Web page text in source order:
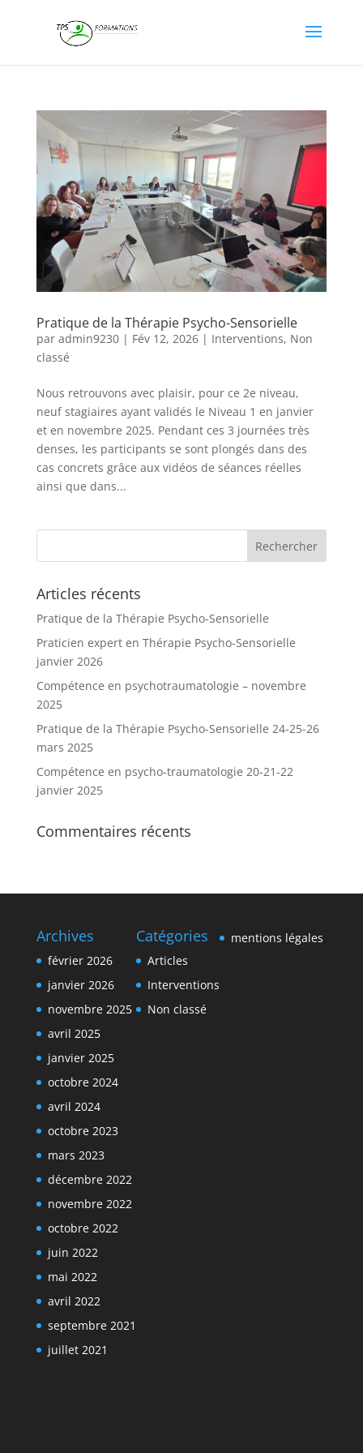
Pratique de la Thérapie Psycho-Sensorielle
par admin9230| Fév 12, 2026| Interventions, Non
classé
Nous retrouvons avec plaisir, pour ce 2e niveau,
neuf stagiaires ayant validés le Niveau 1 en janvier
et en novembre 2025. Pendant ces 3 journées très
denses, les participants se sont plongés dans des
cas concrets grâce aux vidéos de séances réelles
ainsi que dans...
Articles récents
Pratique de la Thérapie Psycho-Sensorielle
Praticien expert en Thérapie Psycho-Sensorielle
janvier 2026
Compétence en psychotraumatologie – novembre
2025
Pratique de la Thérapie Psycho-Sensorielle 24-25-26
mars 2025
Compétence en psycho-traumatologie 20-21-22
janvier 2025
Commentaires récents
Archives
février 2026
janvier 2026
novembre 2025
avril 2025
janvier 2025
octobre 2024
avril 2024
octobre 2023
mars 2023
décembre 2022
novembre 2022
octobre 2022
juin 2022
mai 2022
avril 2022
septembre 2021
juillet 2021
Catégories
Articles
Interventions
Non classé
mentions légales